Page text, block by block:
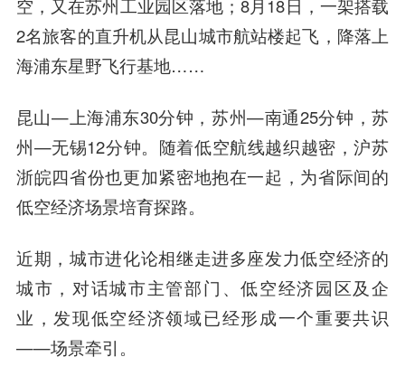
空，又在苏州工业园区落地；8月18日，一架搭载
2名旅客的直升机从昆山城市航站楼起飞，降落上
海浦东星野飞行基地……
昆山—上海浦东30分钟，苏州—南通25分钟，苏
州—无锡12分钟。随着低空航线越织越密，沪苏
浙皖四省份也更加紧密地抱在一起，为省际间的
低空经济场景培育探路。
近期，城市进化论相继走进多座发力低空经济的
城市，对话城市主管部门、低空经济园区及企
业，发现低空经济领域已经形成一个重要共识
——场景牵引。